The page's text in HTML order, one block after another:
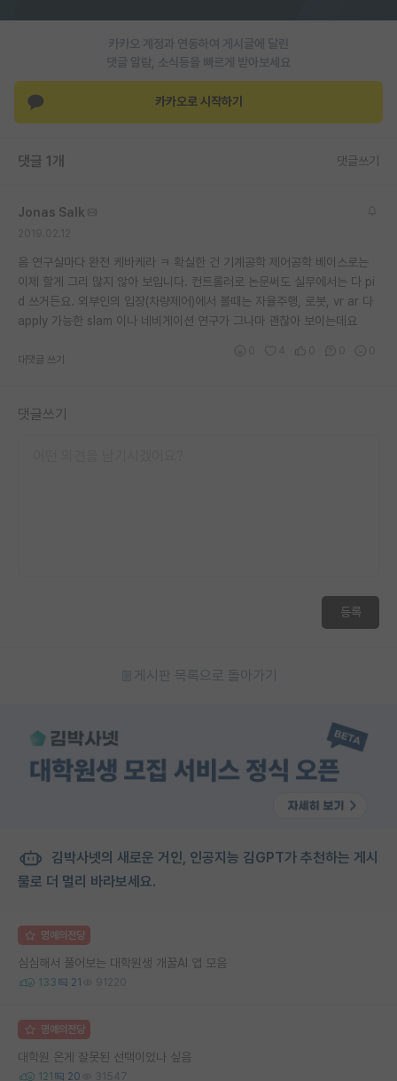
반도체/AI 게시판
장학금/장학생 게시판
홍보 게시판
커리어
반도체 아카데미
재팬라운지 🌸
카카오 계정과 연동하여 게시글에 달린
댓글 알람, 소식등을 빠르게 받아보세요
카카오로 시작하기
댓글 1개 댓글쓰기
Jonas Salk
음 연구실마다 완전 케바케라 ㅋ 확실한 건 기계공학 제어공학 베이스로는
이제 할게 그리 많지 않아 보입니다. 컨트롤러로 논문써도 실무에서는 다 pi
d 쓰거든요. 외부인의 입장(차량제어)에서 볼때는 자율주행, 로봇, vr ar 다
apply 가능한 slam 이나 네비게이션 연구가 그나마 괜찮아 보이는데요
대댓글 쓰기
댓글쓰기
등록
게시판 목록으로 돌아가기
김박사넷의 새로운 거인, 인공지능 김GPT가 추천하는 게시
물로 더 멀리 바라보세요.
명예의전당
심심해서 풀어보는 대학원생 개꿀AI 앱 모음
133 21 91220
명예의전당
대학원 온게 잘못된 선택이었나 싶음
121 20 31547